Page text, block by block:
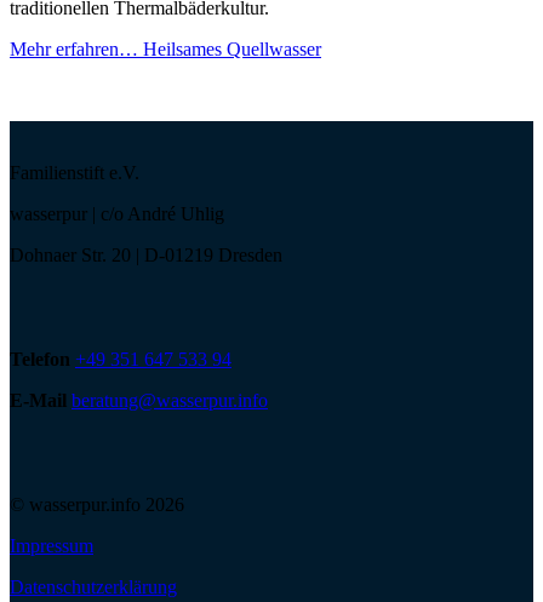
traditionellen Thermalbäderkultur.
Mehr erfahren… Heilsames Quellwasser
Familienstift e.V.
wasserpur | c/o André Uhlig
Dohnaer Str. 20 | D-01219 Dresden
Telefon +49 351 647 533 94
E-Mail beratung@wasserpur.info
© wasserpur.info 2026
Impressum
Datenschutzerklärung